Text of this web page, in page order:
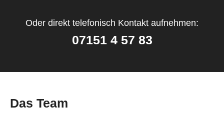
Oder direkt telefonisch Kontakt aufnehmen:
07151 4 57 83
Das Team